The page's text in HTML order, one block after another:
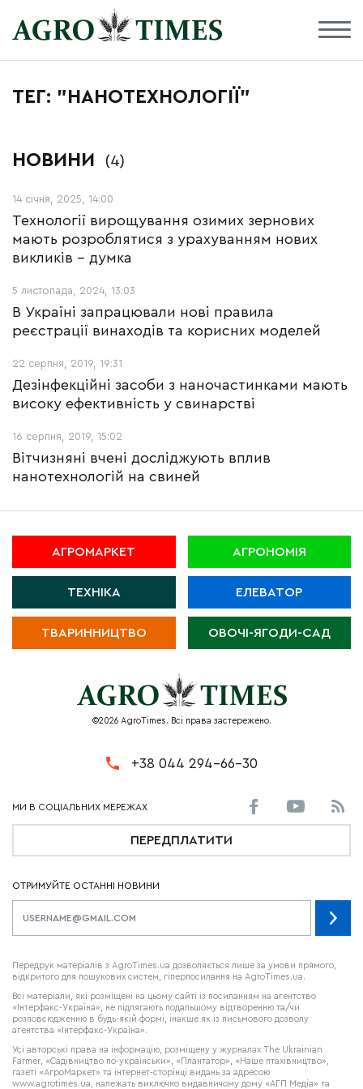
ТЕГ: "НАНОТЕХНОЛОГІЇ"
НОВИНИ (4)
14 січня, 2025, 14:00
Технології вирощування озимих зернових
мають розроблятися з урахуванням нових
викликів – думка
5 листопада, 2024, 13:03
В Україні запрацювали нові правила
реєстрації винаходів та корисних моделей
22 серпня, 2019, 19:31
Дезінфекційні засоби з наночастинками мають
високу ефективність у свинарстві
16 серпня, 2019, 15:02
Вітчизняні вчені досліджують вплив
нанотехнологій на свиней
АГРОМАРКЕТ АГРОНОМІЯ
ТЕХНІКА ЕЛЕВАТОР
ТВАРИННИЦТВО ОВОЧІ-ЯГОДИ-САД
©2026 AgroTimes. Всі права застережено.
+38 044 294-66-30
ПЕРЕДПЛАТИТИ
ОТРИМУЙТЕ ОСТАННІ НОВИНИ
Передрук матеріалів з AgroTimes.ua дозволяється лише за умови прямого,
відкритого для пошукових систем, гіперпосилання на AgroTimes.ua.
Всі матеріали, які розміщені на цьому сайті із посиланням на агентство
«Інтерфакс-Україна», не підлягають подальшому відтворенню та/чи
розповсюдженню в будь-якій формі, інакше як із письмового дозволу
агентства «Інтерфакс-Україна».
Усі авторські права на інформацію, розміщену у журналах The Ukrainian
Farmer , «Садівництво по-українськи», «Плантатор», «Наше птахівництво»,
газеті «АгроМаркет» та інтернет-сторінці видань за адресою
www.agrotimes.ua,
належать виключно видавничому дому «АГП Медіа» та